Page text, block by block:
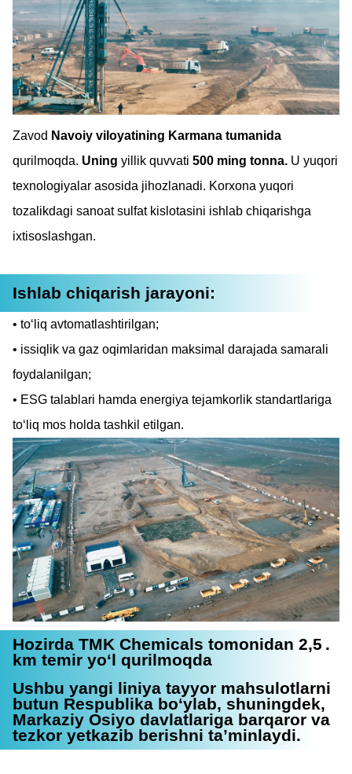
Zavod Navoiy viloyatining Karmana tumanida
qurilmoqda. Uning yillik quvvati 500 ming tonna. U yuqori
texnologiyalar asosida jihozlanadi. Korxona yuqori
tozalikdagi sanoat sulfat kislotasini ishlab chiqarishga
ixtisoslashgan.
Ishlab chiqarish jarayoni:
to‘liq avtomatlashtirilgan;
issiqlik va gaz oqimlaridan maksimal darajada samarali
foydalanilgan;
ESG talablari hamda energiya tejamkorlik standartlariga
to‘liq mos holda tashkil etilgan.
Hozirda TMK Chemicals tomonidan 2,5
km temir yo‘l qurilmoqda
.
Ushbu yangi liniya tayyor mahsulotlarni
butun Respublika bo‘ylab, shuningdek,
Markaziy Osiyo davlatlariga barqaror va
tezkor yetkazib berishni ta’minlaydi.